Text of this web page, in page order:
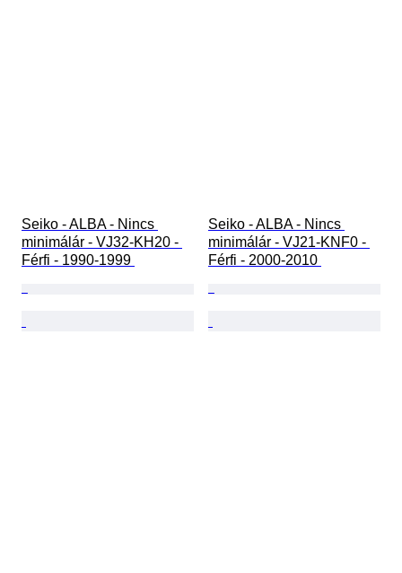
Seiko - ALBA - Nincs
minimálár - VJ32-KH20 -
Férfi - 1990-1999
Seiko - ALBA - Nincs
minimálár - VJ21-KNF0 -
Férfi - 2000-2010